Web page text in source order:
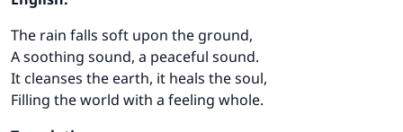
The rain falls soft upon the ground,
A soothing sound, a peaceful sound.
It cleanses the earth, it heals the soul,
Filling the world with a feeling whole.